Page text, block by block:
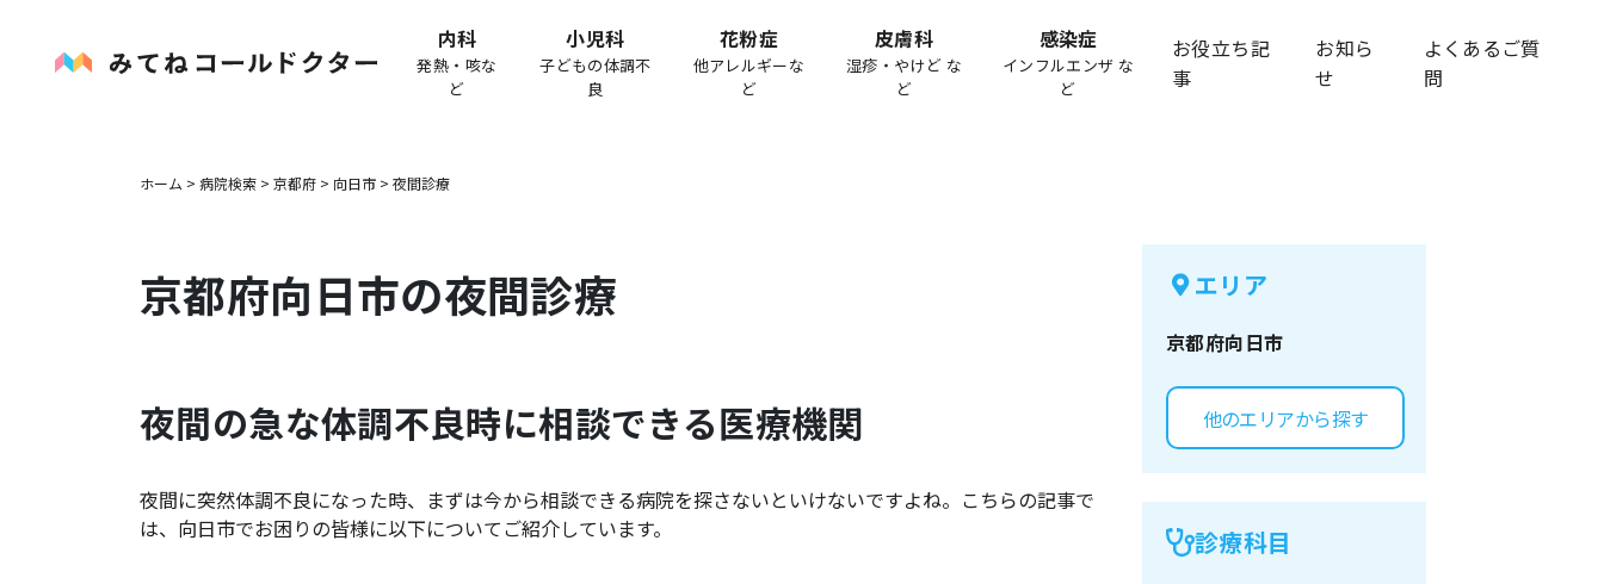
内科
発熱・咳な
ど
小児科
子どもの体調不
良
花粉症
他アレルギーな
ど
皮膚科
湿疹・やけど な
ど
感染症
インフルエンザ な
ど
お役立ち記
事
お知ら
せ
よくあるご質
問
ホーム > 病院検索 > 京都府 > 向日市 > 夜間診療
京都府向日市の夜間診療
夜間の急な体調不良時に相談できる医療機関
夜間に突然体調不良になった時、まずは今から相談できる病院を探さないといけないですよね。こちらの記事で
は、 向日市でお困りの皆様に以下についてご紹介しています。
エリア
京都府向日市
他のエリアから探す
診療科目